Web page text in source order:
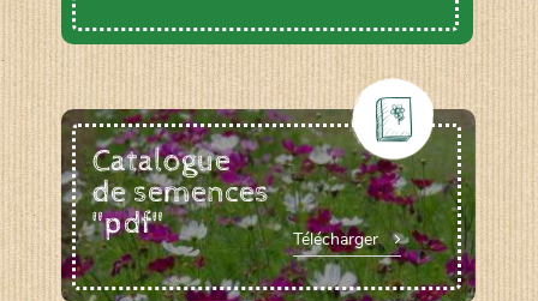
Catalogue
de semences
"pdf"
Télécharger